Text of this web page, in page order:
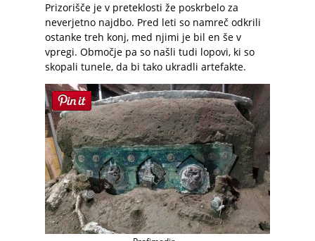
Prizorišče je v preteklosti že poskrbelo za
neverjetno najdbo. Pred leti so namreč odkrili
ostanke treh konj, med njimi je bil en še v
vpregi. Območje pa so našli tudi lopovi, ki so
skopali tunele, da bi tako ukradli artefakte.